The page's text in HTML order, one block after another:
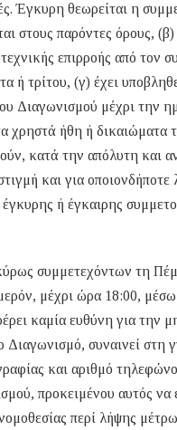
Έγκυρη θεωρείται η
στους παρόντες όρους, (β)
επιρροής από τον
ή τρίτου, (γ) έχει
Διαγωνισμού μέχρι την
χρηστά ήθη ή δικαιώματα
κατά την απόλυτη και
και για οποιονδήποτε
ή έγκαιρης
συμμετεχόντων τη
μέχρι ώρα 18:00,
καμία ευθύνη για την
συναινεί στη
και αριθμό
προκειμένου αυτός να
περί λήψης